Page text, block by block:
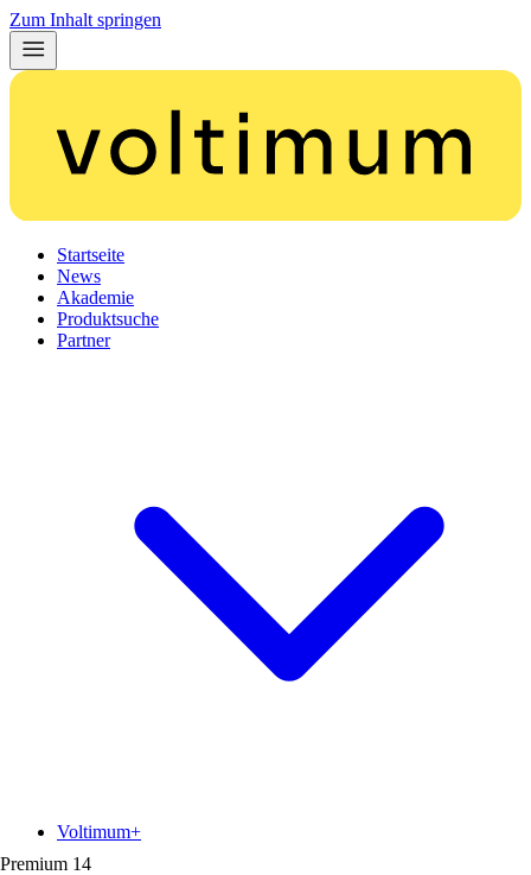
Zum Inhalt springen
Startseite
News
Akademie
Produktsuche
Partner
Premium 14
Voltimum+